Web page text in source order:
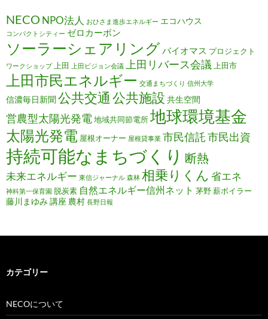
NECO NPO法人 おひさま進歩エネルギー エコハウス
コンパクトシティー ゼロカーボン
ソーラーシェアリングバイオマス プロジェクト
ワークショップ 上田 上田ビジョン会議 上田リバース会議 上田市
上田市民エネルギー 交通まちづくり 信州大学
信濃毎日新聞公共交通 公共施設 共生空間
営農型太陽光発電 地域共同節電所 地球環境基金
太陽光発電 屋根オーナー 屋根貸事業 市民信託市民出資
持続可能なまちづくり 断熱
未来エネルギー 東信ジャーナル 森林 相乗りくん 省エネ
神科第一保育園 脱炭素 自然エネルギー信州ネット 茅野 薪ボイラー
藤川まゆみ 講座 農村 長野日報
カテゴリー
NECOについて